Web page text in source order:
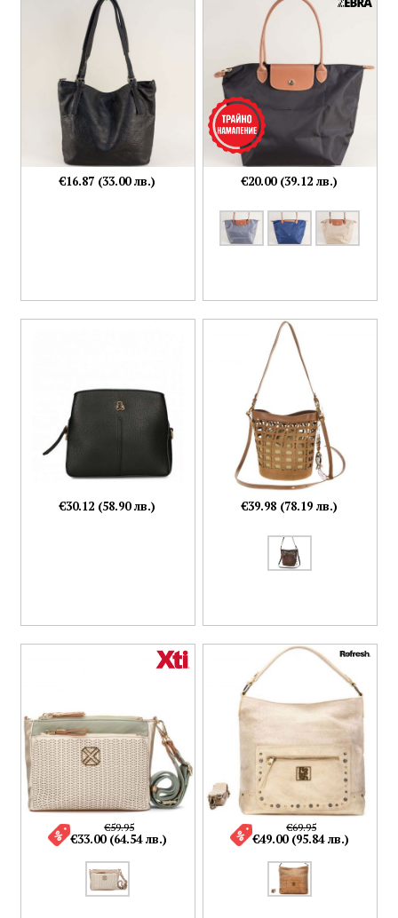
€16.87 (33.00 лв.) €20.00 (39.12 лв.)
€30.12 (58.90 лв.) €39.98 (78.19 лв.)
€59.95
€33.00 (64.54 лв.)
€69.95
€49.00 (95.84 лв.)